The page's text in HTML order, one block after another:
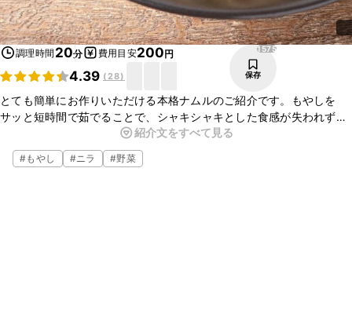
調理時間 20分 費用目安200円
4.39 (28)
1575
保存
とても簡単にお作りいただける本格ナムルのご紹介です。もやしを
サッと短時間で茹でることで、シャキシャキとした食感が失われずに
済みますよ。味付けもシンプルですが、お箸がどんどん進む一品で
す。この機会に是非作ってみて下さいね。
紹介文をすべて見る
#もやし #ニラ #野菜